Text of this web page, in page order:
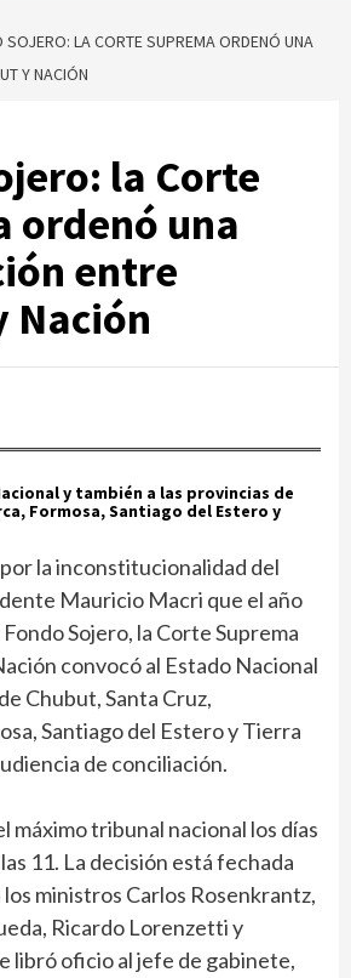
SOJERO: LA CORTE SUPREMA ORDENÓ UNA
Y NACIÓN
la Corte
ordenó una
entre
Nación
y también a las provincias de
Formosa, Santiago del Estero y
la inconstitucionalidad del
Mauricio Macri que el año
Sojero, la Corte Suprema
convocó al Estado Nacional
Chubut, Santa Cruz,
Santiago del Estero y Tierra
de conciliación.
máximo tribunal nacional los días
11. La decisión está fechada
ministros Carlos Rosenkrantz,
Ricardo Lorenzetti y
libró oficio al jefe de gabinete,